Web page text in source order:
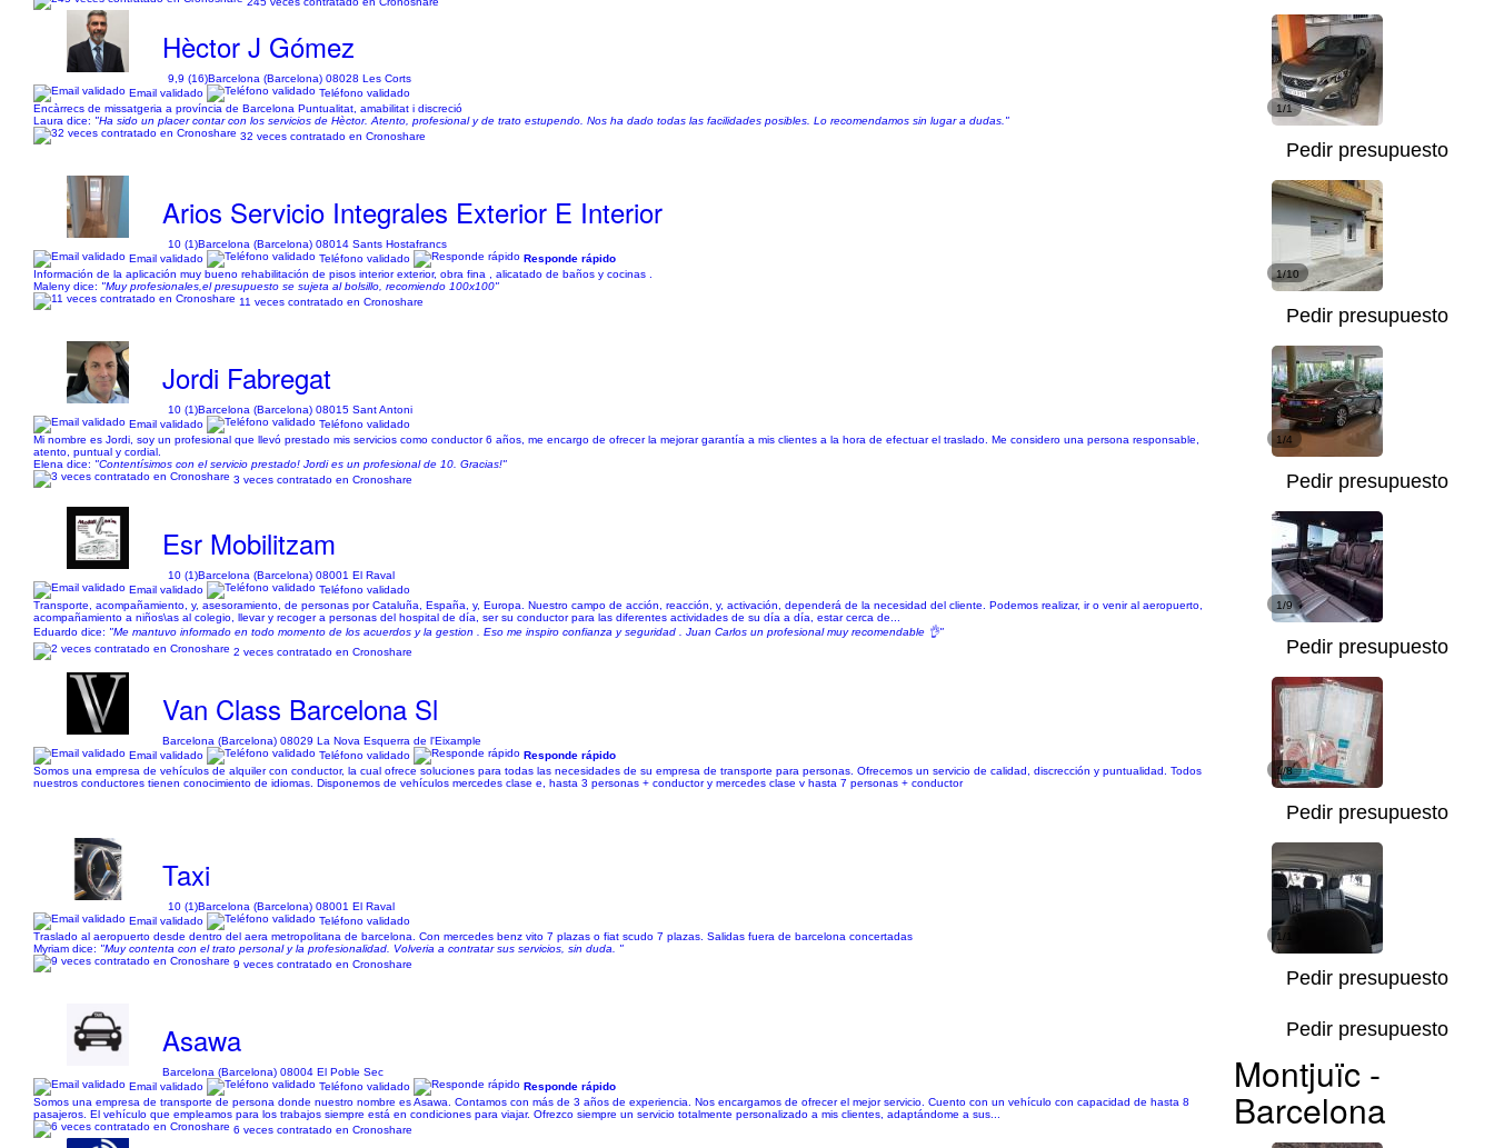
Hèctor J Gómez
9,9 (16)Barcelona (Barcelona) 08028 Les Corts
Email validado
Teléfono validado
Encàrrecs de missatgeria a província de Barcelona Puntualitat, amabilitat i discreció
Laura dice: "Ha sido un placer contar con los servicios de Hèctor. Atento, profesional y de trato estupendo. Nos ha dado todas las facilidades posibles. Lo recomendamos sin lugar a dudas."
32 veces contratado en Cronoshare
1/1
Pedir presupuesto
Arios Servicio Integrales Exterior E Interior
10 (1)Barcelona (Barcelona) 08014 Sants Hostafrancs
Email validado
Teléfono validado
Responde rápido
Información de la aplicación muy bueno rehabilitación de pisos interior exterior, obra fina , alicatado de baños y cocinas .
Maleny dice: "Muy profesionales,el presupuesto se sujeta al bolsillo, recomiendo 100x100"
11 veces contratado en Cronoshare
1/10
Pedir presupuesto
Jordi Fabregat
10 (1)Barcelona (Barcelona) 08015 Sant Antoni
Email validado
Teléfono validado
Mi nombre es Jordi, soy un profesional que llevó prestado mis servicios como conductor 6 años, me encargo de ofrecer la mejorar garantía a mis clientes a la hora de efectuar el traslado. Me considero una persona responsable,
atento, puntual y cordial.
Elena dice: "Contentísimos con el servicio prestado! Jordi es un profesional de 10. Gracias!"
3 veces contratado en Cronoshare
1/4
Pedir presupuesto
Esr Mobilitzam
10 (1)Barcelona (Barcelona) 08001 El Raval
Email validado
Teléfono validado
Transporte, acompañamiento, y, asesoramiento, de personas por Cataluña, España, y, Europa. Nuestro campo de acción, reacción, y, activación, dependerá de la necesidad del cliente. Podemos realizar, ir o venir al aeropuerto,
acompañamiento a niños\as al colegio, llevar y recoger a personas del hospital de día, ser su conductor para las diferentes actividades de su día a día, estar cerca de...
Eduardo dice: "Me mantuvo informado en todo momento de los acuerdos y la gestion . Eso me inspiro confianza y seguridad . Juan Carlos un profesional muy recomendable 👌"
2 veces contratado en Cronoshare
1/9
Pedir presupuesto
Van Class Barcelona Sl
Barcelona (Barcelona) 08029 La Nova Esquerra de l'Eixample
Email validado
Teléfono validado
Responde rápido
Somos una empresa de vehículos de alquiler con conductor, la cual ofrece soluciones para todas las necesidades de su empresa de transporte para personas. Ofrecemos un servicio de calidad, discrección y puntualidad. Todos
nuestros conductores tienen conocimiento de idiomas. Disponemos de vehículos mercedes clase e, hasta 3 personas + conductor y mercedes clase v hasta 7 personas + conductor
1/8
Pedir presupuesto
Taxi
10 (1)Barcelona (Barcelona) 08001 El Raval
Email validado
Teléfono validado
Traslado al aeropuerto desde dentro del aera metropolitana de barcelona. Con mercedes benz vito 7 plazas o fiat scudo 7 plazas. Salidas fuera de barcelona concertadas
Myriam dice: "Muy contenta con el trato personal y la profesionalidad. Volveria a contratar sus servicios, sin duda. "
9 veces contratado en Cronoshare
1/1
Pedir presupuesto
Asawa
Barcelona (Barcelona) 08004 El Poble Sec
Email validado
Teléfono validado
Responde rápido
Somos una empresa de transporte de persona donde nuestro nombre es Asawa. Contamos con más de 3 años de experiencia. Nos encargamos de ofrecer el mejor servicio. Cuento con un vehículo con capacidad de hasta 8
pasajeros. El vehículo que empleamos para los trabajos siempre está en condiciones para viajar. Ofrezco siempre un servicio totalmente personalizado a mis clientes, adaptándome a sus...
6 veces contratado en Cronoshare
Pedir presupuesto
Montjuïc -
Barcelona